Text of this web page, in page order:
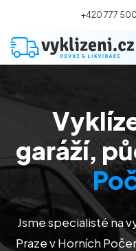
+420 777
Vyklízení
Stěhování
Malování
Deratizace a
garáží,
Jsme specialisté na
Praze v Horních